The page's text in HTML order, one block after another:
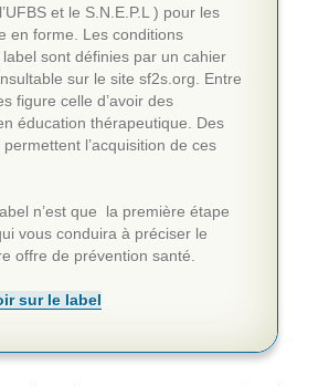
et le S.N.E.P.L ) pour les
en forme. Les conditions
label sont définies par un cahier
sur le site sf2s.org. Entre
figure celle d’avoir des
éducation thérapeutique. Des
l’acquisition de ces
n’est que la première étape
vous conduira à préciser le
offre de prévention santé.
sur le label